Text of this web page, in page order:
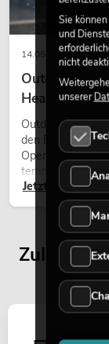
14.05.2026
Outdoor
Heads bei
Outdoor
den Einsatz im
Open-Air-
temporären
Jetzt lesen
Zuletzt
Sie
und
nicht
unserer